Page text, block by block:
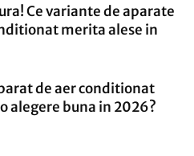
Ce variante de aparate
merita alese in
de aer conditionat
alegere buna in 2026?